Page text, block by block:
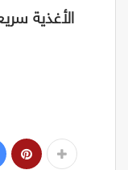
الأغذية